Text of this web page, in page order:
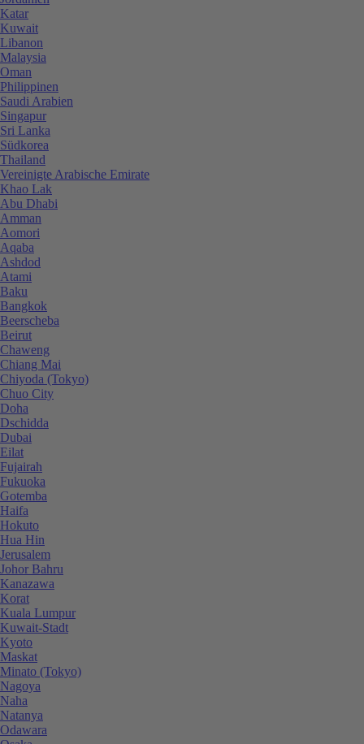
Katar
Kuwait
Libanon
Malaysia
Oman
Philippinen
Saudi Arabien
Singapur
Sri Lanka
Südkorea
Thailand
Vereinigte Arabische Emirate
Khao Lak
Abu Dhabi
Amman
Aomori
Aqaba
Ashdod
Atami
Baku
Bangkok
Beerscheba
Beirut
Chaweng
Chiang Mai
Chiyoda (Tokyo)
Chuo City
Doha
Dschidda
Dubai
Eilat
Fujairah
Fukuoka
Gotemba
Haifa
Hokuto
Hua Hin
Jerusalem
Johor Bahru
Kanazawa
Korat
Kuala Lumpur
Kuwait-Stadt
Kyoto
Maskat
Minato (Tokyo)
Nagoya
Naha
Natanya
Odawara